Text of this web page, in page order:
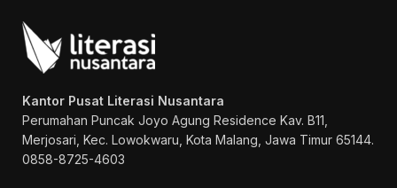
Kantor Pusat Literasi Nusantara
Perumahan Puncak Joyo Agung Residence Kav. B11,
Merjosari, Kec. Lowokwaru, Kota Malang, Jawa Timur 65144.
0858-8725-4603